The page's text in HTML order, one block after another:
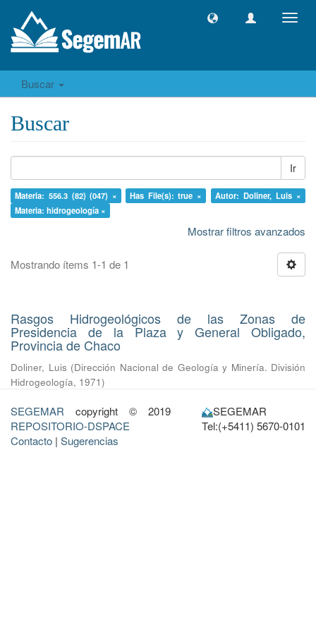
Buscar
Buscar
Ir
Materia: 556.3 (82) (047) × Has File(s): true ×
Autor: Doliner, Luis ×
Materia: hidrogeología ×
Mostrar filtros avanzados
Mostrando ítems 1-1 de 1
Rasgos Hidrogeológicos de las Zonas de
Presidencia de la Plaza y General Obligado,
Provincia de Chaco
Doliner, Luis (Dirección Nacional de Geología y Minería. División
Hidrogeología, 1971)
SEGEMAR copyright © 2019
REPOSITORIO-DSPACE
Contacto | Sugerencias
SEGEMAR
Tel:(+5411) 5670-0101